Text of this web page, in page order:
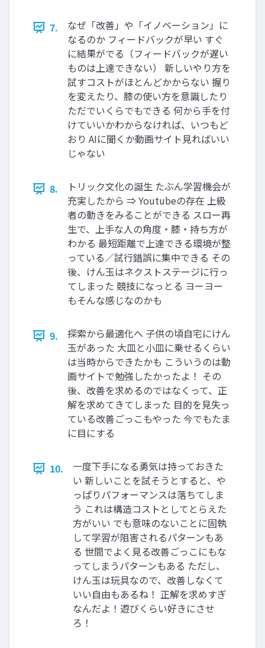
7.
なぜ「改善」や「イノベーション」に
なるのか フィードバックが早い すぐ
に結果がでる（フィードバックが遅い
ものは上達できない） 新しいやり方を
試すコストがほとんどかからない 握り
を変えたり、膝の使い方を意識したり
ただでいくらでもできる 何から手を付
けていいかわからなければ、いつもど
おり AIに聞くか動画サイト見ればいい
じゃない
8.
トリック文化の誕生 たぶん学習機会が
充実したから ⇒ Youtubeの存在 上級
者の動きをみることができる スロー再
生で、上手な人の角度・膝・持ち方が
わかる 最短距離で上達できる環境が整
っている／試行錯誤に集中できる その
後、けん玉はネクストステージに行っ
てしまった 競技になっとる ヨーヨー
もそんな感じなのかも
9.
探索から最適化へ 子供の頃自宅にけん
玉があった 大皿と小皿に乗せるくらい
は当時からできたかも こういうのは動
画サイトで勉強したかったよ！ その
後、改善を求めるのではなくって、正
解を求めてきてしまった 目的を見失っ
ている改善ごっこもやった 今でもたま
に目にする
10.
一度下手になる勇気は持っておきた
い 新しいことを試そうとすると、や
っぱりパフォーマンスは落ちてしま
う これは構造コストとしてとらえた
方がいい でも意味のないことに固執
して学習が阻害されるパターンもあ
る 世間でよく見る改善ごっこにもな
ってしまうパターンもある ただし、
けん玉は玩具なので、改善しなくて
いい自由もあるね！ 正解を求めすぎ
なんだよ！遊びくらい好きにさせ
ろ！